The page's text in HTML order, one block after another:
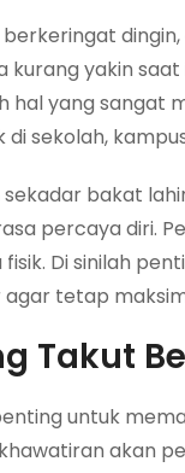
kurang yakin
yang sangat
sekolah,
bakat
percaya diri.
Di sinilah
tetap
Takut
untuk
akan